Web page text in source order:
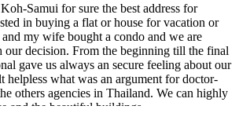
Samui for sure the best address for
in buying a flat or house for vacation or
my wife bought a condo and we are
our decision. From the beginning till the final
gave us always an secure feeling about our
helpless what was an argument for doctor-
others agencies in Thailand. We can highly
and the beautiful buildings.